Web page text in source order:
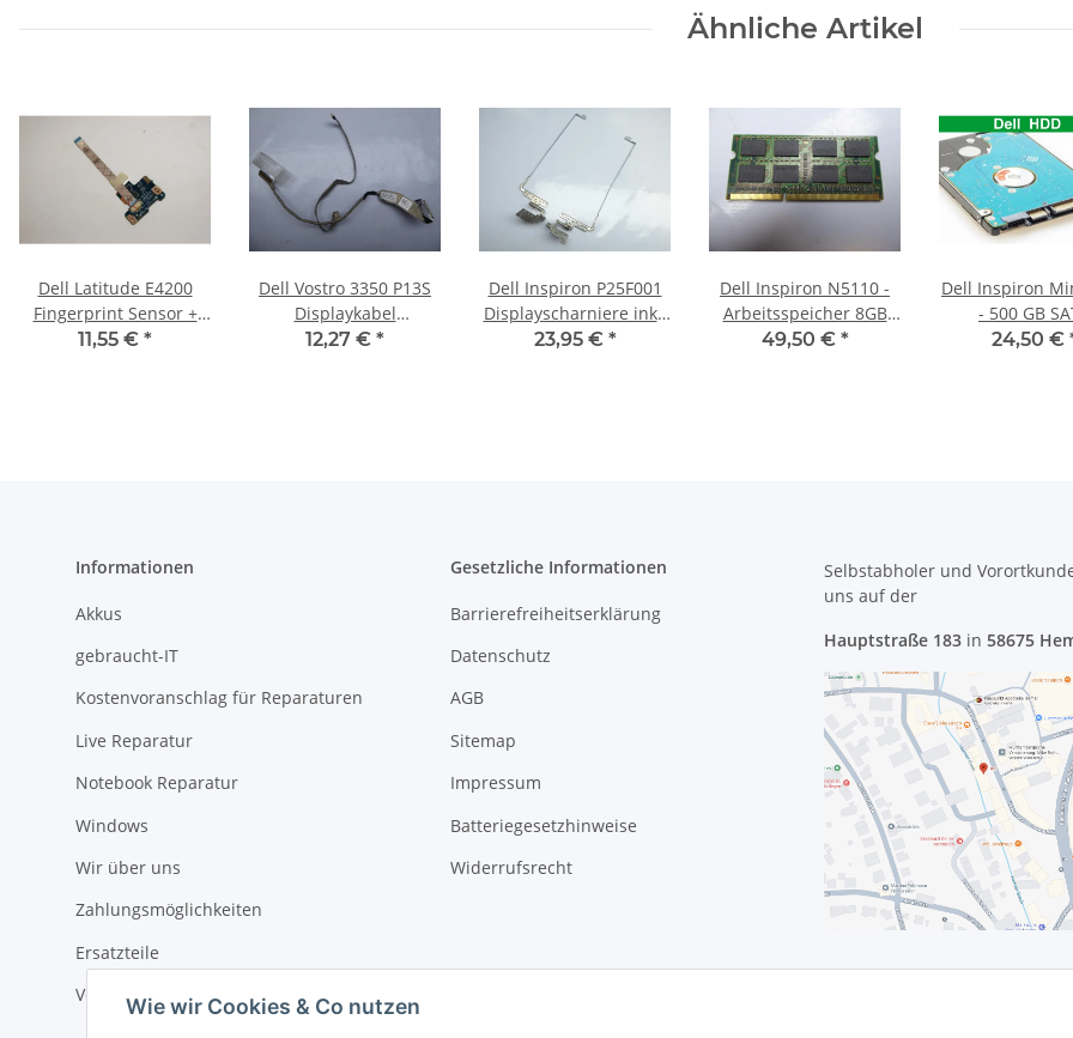
Wie wir Cookies & Co nutzen
Ähnliche Artikel
Dell Latitude E4200
Fingerprint Sensor +
Kabel LS-4297P #2548
11,55 € *
Dell Vostro 3350 P13S
Displaykabel
Videokabel 0H7Y7P
12,27 € *
Dell Inspiron P25F001
Displayscharniere inkl.
Leisten Hinges
23,95 € *
Dell Inspiron N5110 -
Arbeitsspeicher 8GB
RAM Memory DDR3
49,50 € *
Dell Inspiron
- 500 GB
HDD/
24,50 €
Informationen
Akkus
gebraucht-IT
Kostenvoranschlag für Reparaturen
Live Reparatur
Notebook Reparatur
Windows
Wir über uns
Zahlungsmöglichkeiten
Ersatzteile
Versandinformationen
Gesetzliche Informationen
Barrierefreiheitserklärung
Datenschutz
AGB
Sitemap
Impressum
Batteriegesetzhinweise
Widerrufsrecht
Selbstabholer und
uns auf der
Hauptstraße 183 in 58675